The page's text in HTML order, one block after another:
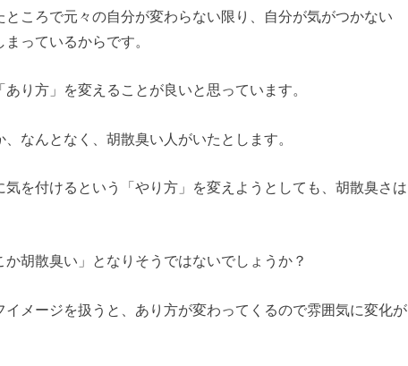
ころで元々の自分が変わらない限り、自分が気がつかない
っているからです。
り方」を変えることが良いと思っています。
なんとなく、胡散臭い人がいたとします。
を付けるという「やり方」を変えようとしても、胡散臭さは
か胡散臭い」となりそうではないでしょうか？
メージを扱うと、あり方が変わってくるので雰囲気に変化が